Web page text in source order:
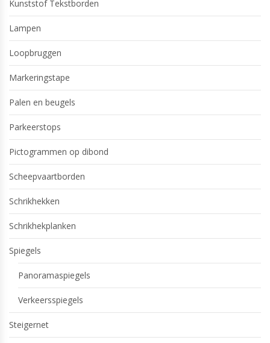
Kunststof Tekstborden
Lampen
Loopbruggen
Markeringstape
Palen en beugels
Parkeerstops
Pictogrammen op dibond
Scheepvaartborden
Schrikhekken
Schrikhekplanken
Spiegels
Panoramaspiegels
Verkeersspiegels
Steigernet